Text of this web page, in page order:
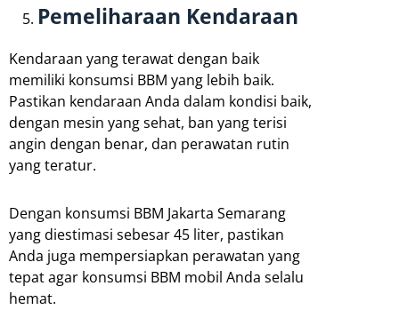
Pemeliharaan Kendaraan
Kendaraan yang terawat dengan baik
memiliki konsumsi BBM yang lebih baik.
Pastikan kendaraan Anda dalam kondisi baik,
dengan mesin yang sehat, ban yang terisi
angin dengan benar, dan perawatan rutin
yang teratur.
Dengan konsumsi BBM Jakarta Semarang
yang diestimasi sebesar 45 liter, pastikan
Anda juga mempersiapkan perawatan yang
tepat agar konsumsi BBM mobil Anda selalu
hemat.